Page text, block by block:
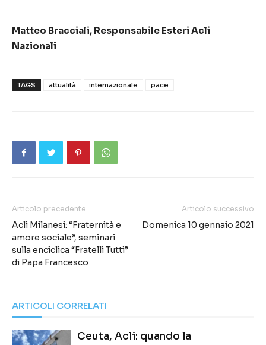
Matteo Bracciali, Responsabile Esteri Acli
Nazionali
TAGS attualità internazionale pace
Articolo precedente
Acli Milanesi: “Fraternità e
amore sociale”, seminari
sulla enciclica “Fratelli Tutti”
di Papa Francesco
Articolo successivo
Domenica 10 gennaio 2021
ARTICOLI CORRELATI
Ceuta, Acli: quando la